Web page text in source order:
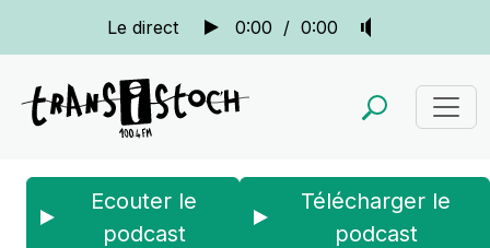
Le direct 0:00 / 0:00
Ecouter le
podcast
Télécharger le
podcast